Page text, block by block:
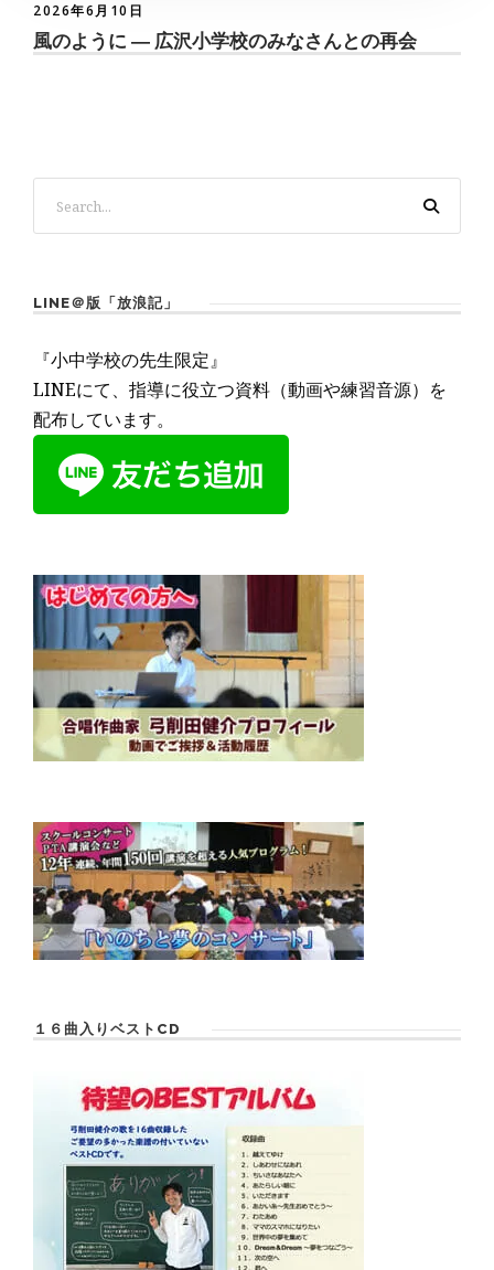
2026年6月10日
風のように ― 広沢小学校のみなさんとの再会
LINE＠版「放浪記」
『小中学校の先生限定』
LINEにて、指導に役立つ資料（動画や練習音源）を
配布しています。
１６曲入りベストCD